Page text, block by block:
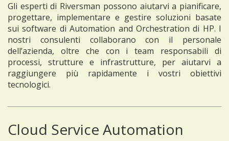
Gli esperti di Riversman possono aiutarvi a pianificare,
progettare, implementare e gestire soluzioni basate
sui software di Automation and Orchestration di HP. I
nostri consulenti collaborano con il personale
dell’azienda, oltre che con i team responsabili di
processi, strutture e infrastrutture, per aiutarvi a
raggiungere più rapidamente i vostri obiettivi
tecnologici.
Cloud Service Automation